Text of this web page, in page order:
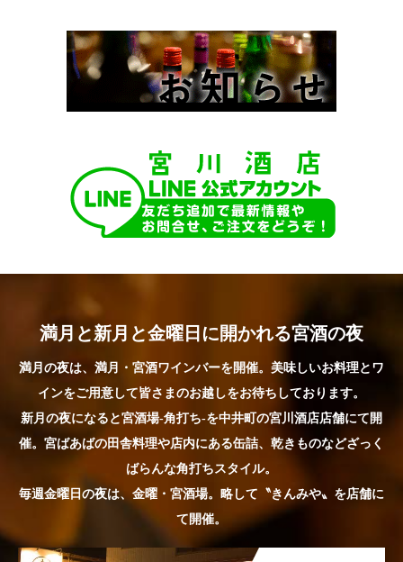
満月と新月と金曜日に開かれる宮酒の夜
満月の夜は、満月・宮酒ワインバーを開催。美味しいお料理とワ
インをご用意して皆さまのお越しをお待ちしております。
新月の夜になると宮酒場-角打ち-を中井町の宮川酒店店舗にて開
催。宮ばあばの田舎料理や店内にある缶詰、乾きものなどざっく
ばらんな角打ちスタイル。
毎週金曜日の夜は、金曜・宮酒場。略して〝きんみや〟を店舗に
て開催。